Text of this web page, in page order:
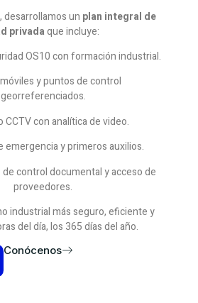
desarrollamos un plan integral de
privadaque incluye:
OS10 con formación industrial.
y puntos de control
georreferenciados.
con analítica de video.
emergencia y primeros auxilios.
control documental y acceso de
proveedores.
industrial más seguro, eficiente y
del día, los 365 días del año.
Conócenos